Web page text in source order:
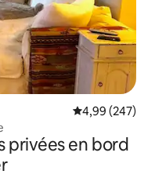
Évaluation
4,99 (247)
privées en bord